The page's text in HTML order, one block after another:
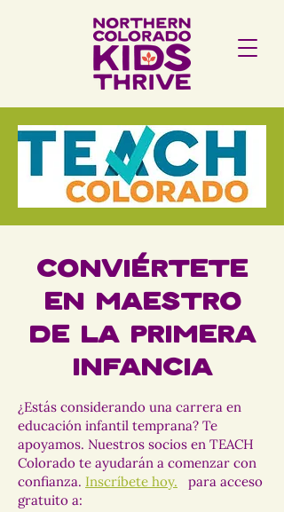
Conviértete
en maestro
de la primera
infancia
¿Estás considerando una carrera en
educación infantil temprana? Te
apoyamos. Nuestros socios en TEACH
Colorado te ayudarán a comenzar con
confianza. Inscríbete hoy.
para acceso
gratuito a: